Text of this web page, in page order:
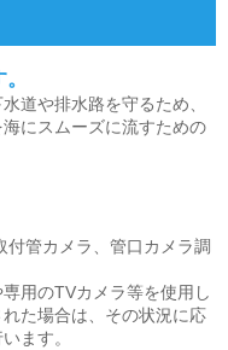
道や排水路を守るため、
にスムーズに流すための
管カメラ、管口カメラ調
用のTVカメラ等を使用し
た場合は、その状況に応
ます。